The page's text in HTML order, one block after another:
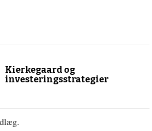
Kierkegaard og
investeringsstrategier